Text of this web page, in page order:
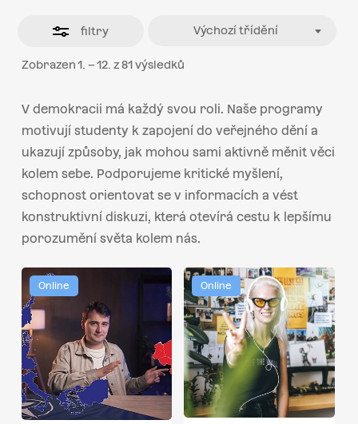
filtry
Zobrazen 1. – 12. z 81 výsledků
Výchozí třídění
V demokracii má každý svou roli. Naše programy
motivují studenty k zapojení do veřejného dění a
ukazují způsoby, jak mohou sami aktivně měnit věci
kolem sebe. Podporujeme kritické myšlení,
schopnost orientovat se v informacích a vést
konstruktivní diskuzi, která otevírá cestu k lepšímu
porozumění světa kolem nás.
Online Online